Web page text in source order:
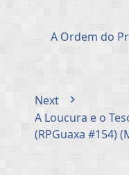
A Ordem do
Next
A Loucura e o
(RPGuaxa #154)